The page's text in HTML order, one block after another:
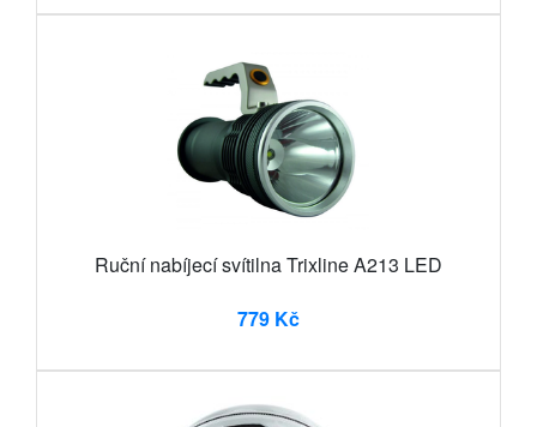
Ruční nabíjecí svítilna Trixline A213 LED
779 Kč